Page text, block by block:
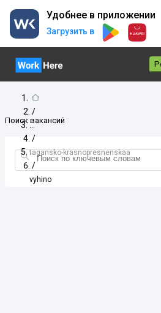
Удобнее в приложении
Загрузить в
/
/
tagansko-krasnopresnenskaa
/
vyhino
Поиск вакансий